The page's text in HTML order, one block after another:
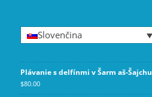
Slovenčina
Plávanie s delfínmi v Šarm aš-Šajchu
$80.00